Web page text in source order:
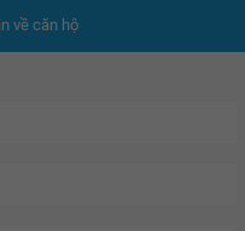
về căn hộ